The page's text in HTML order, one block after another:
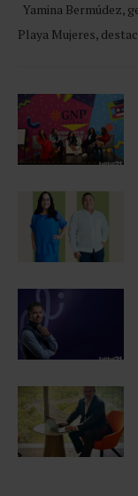
Yamina Bermúdez,
Playa Mujeres,